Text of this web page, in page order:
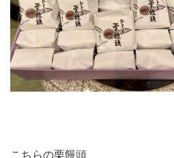
こちらの栗饅頭